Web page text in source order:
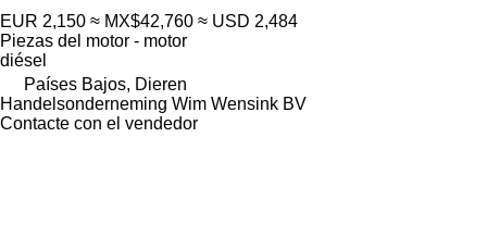
EUR 2,150 ≈ MX$42,760 ≈ USD 2,484
Piezas del motor - motor
diésel
Países Bajos, Dieren
Handelsonderneming Wim Wensink BV
Contacte con el vendedor